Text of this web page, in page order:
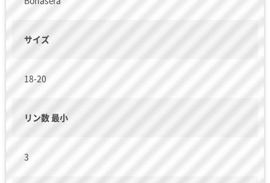
サイズ
18-20
リン数 最小
3